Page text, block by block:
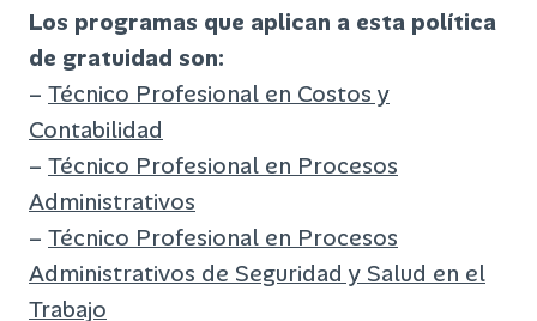
Los programas que aplican a esta política
de gratuidad son:
– Técnico Profesional en Costos y
Contabilidad
– Técnico Profesional en Procesos
Administrativos
– Técnico Profesional en Procesos
Administrativos de Seguridad y Salud en el
Trabajo